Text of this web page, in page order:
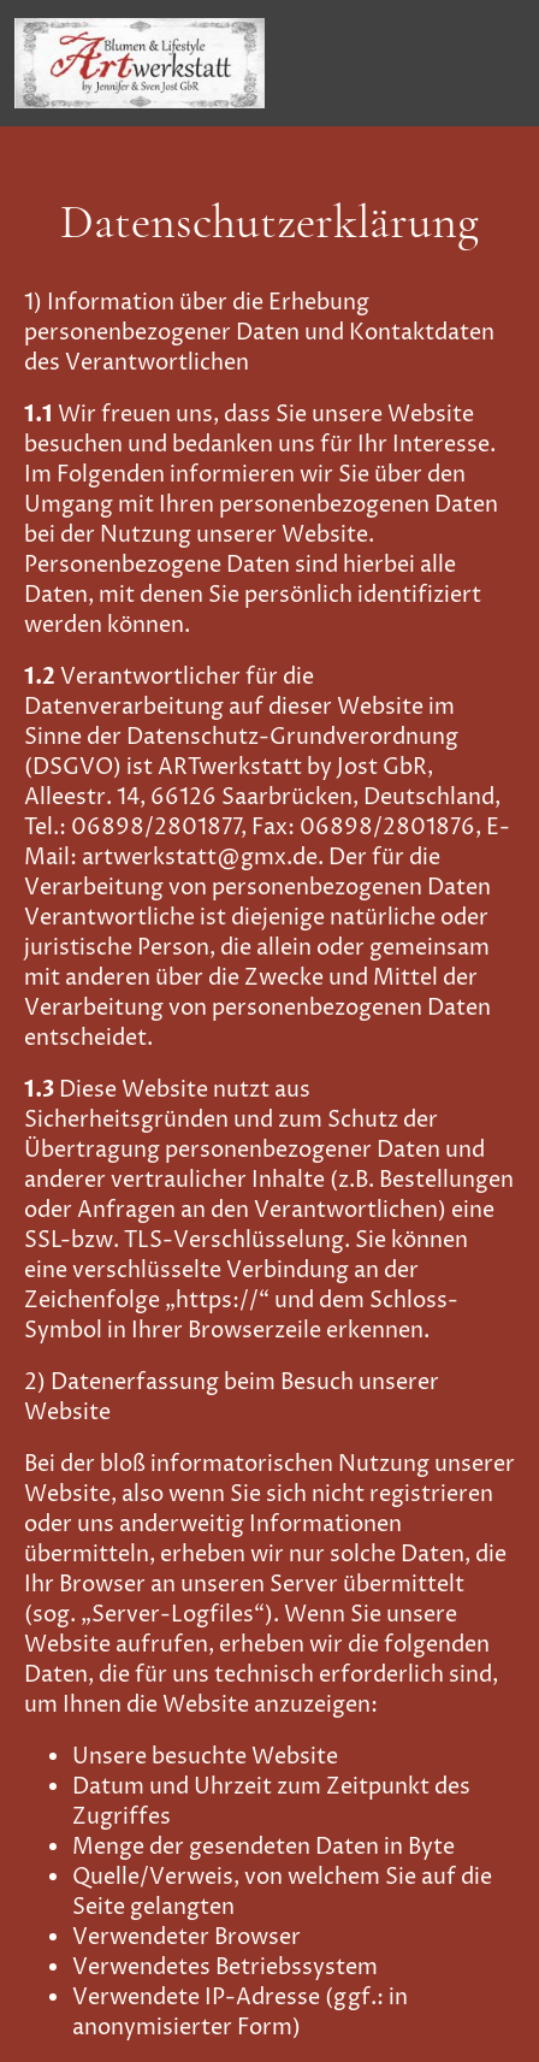
Datenschutzerklärung
1) Information über die Erhebung
personenbezogener Daten und Kontaktdaten
des Verantwortlichen
1.1 Wir freuen uns, dass Sie unsere Website
besuchen und bedanken uns für Ihr Interesse.
Im Folgenden informieren wir Sie über den
Umgang mit Ihren personenbezogenen Daten
bei der Nutzung unserer Website.
Personenbezogene Daten sind hierbei alle
Daten, mit denen Sie persönlich identifiziert
werden können.
1.2 Verantwortlicher für die
Datenverarbeitung auf dieser Website im
Sinne der Datenschutz-Grundverordnung
(DSGVO) ist ARTwerkstatt by Jost GbR,
Alleestr. 14, 66126 Saarbrücken, Deutschland,
Tel.: 06898/2801877, Fax: 06898/2801876, E-
Mail: artwerkstatt@gmx.de. Der für die
Verarbeitung von personenbezogenen Daten
Verantwortliche ist diejenige natürliche oder
juristische Person, die allein oder gemeinsam
mit anderen über die Zwecke und Mittel der
Verarbeitung von personenbezogenen Daten
entscheidet.
1.3 Diese Website nutzt aus
Sicherheitsgründen und zum Schutz der
Übertragung personenbezogener Daten und
anderer vertraulicher Inhalte (z.B. Bestellungen
oder Anfragen an den Verantwortlichen) eine
SSL-bzw. TLS-Verschlüsselung. Sie können
eine verschlüsselte Verbindung an der
Zeichenfolge „https://“ und dem Schloss-
Symbol in Ihrer Browserzeile erkennen.
2) Datenerfassung beim Besuch unserer
Website
Bei der bloß informatorischen Nutzung unserer
Website, also wenn Sie sich nicht registrieren
oder uns anderweitig Informationen
übermitteln, erheben wir nur solche Daten, die
Ihr Browser an unseren Server übermittelt
(sog. „Server-Logfiles“). Wenn Sie unsere
Website aufrufen, erheben wir die folgenden
Daten, die für uns technisch erforderlich sind,
um Ihnen die Website anzuzeigen:
Unsere besuchte Website
Datum und Uhrzeit zum Zeitpunkt des
Zugriffes
Menge der gesendeten Daten in Byte
Quelle/Verweis, von welchem Sie auf die
Seite gelangten
Verwendeter Browser
Verwendetes Betriebssystem
Verwendete IP-Adresse (ggf.: in
anonymisierter Form)